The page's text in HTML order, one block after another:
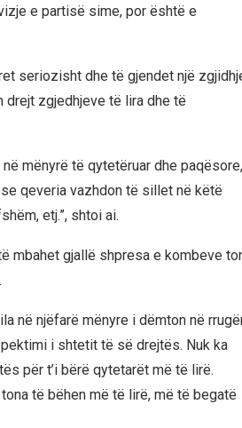
e partisë sime, por është e
seriozisht dhe të gjendet një
drejt zgjedhjeve të lira dhe të
mënyrë të qytetëruar dhe paqësore,
qeveria vazhdon të sillet në këtë
etj.”, shtoi ai.
mbahet gjallë shpresa e kombeve
në njëfarë mënyre i dëmton në
i shtetit të së drejtës. Nuk ka
për t’i bërë qytetarët më të lirë.
të bëhen më të lirë, më të begatë